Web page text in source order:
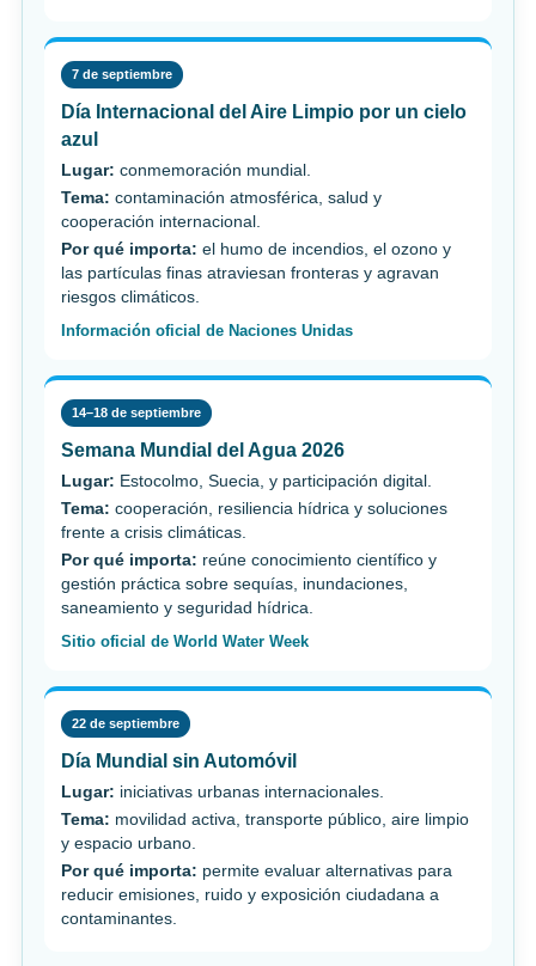
7 de septiembre
Día Internacional del Aire Limpio por un cielo
azul
Lugar: conmemoración mundial.
Tema: contaminación atmosférica, salud y
cooperación internacional.
Por qué importa: el humo de incendios, el ozono y
las partículas finas atraviesan fronteras y agravan
riesgos climáticos.
Información oficial de Naciones Unidas
14–18 de septiembre
Semana Mundial del Agua 2026
Lugar: Estocolmo, Suecia, y participación digital.
Tema: cooperación, resiliencia hídrica y soluciones
frente a crisis climáticas.
Por qué importa: reúne conocimiento científico y
gestión práctica sobre sequías, inundaciones,
saneamiento y seguridad hídrica.
Sitio oficial de World Water Week
22 de septiembre
Día Mundial sin Automóvil
Lugar: iniciativas urbanas internacionales.
Tema: movilidad activa, transporte público, aire limpio
y espacio urbano.
Por qué importa: permite evaluar alternativas para
reducir emisiones, ruido y exposición ciudadana a
contaminantes.